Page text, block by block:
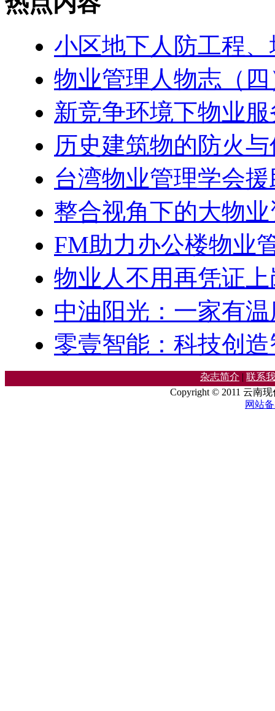
小区地下人防工程
物业管理人物志（
新竞争环境下物业
历史建筑物的防火
台湾物业管理学会
整合视角下的大物
FM助力办公楼物业
物业人不用再凭证
中油阳光：一家有
零壹智能：科技创
杂志简介 | 联系
Copyright © 2011 云南
网站